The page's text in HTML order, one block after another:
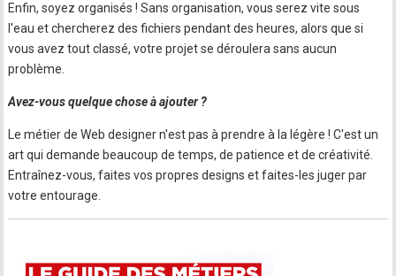
Enfin, soyez organisés ! Sans organisation, vous serez vite sous
l'eau et chercherez des fichiers pendant des heures, alors que si
vous avez tout classé, votre projet se déroulera sans aucun
problème.
Avez-vous quelque chose à ajouter ?
Le métier de Web designer n'est pas à prendre à la légère ! C'est un
art qui demande beaucoup de temps, de patience et de créativité.
Entraînez-vous, faites vos propres designs et faites-les juger par
votre entourage.